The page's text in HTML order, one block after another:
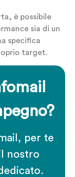
è possibile
sia di un
specifica
target.
per te
nostro